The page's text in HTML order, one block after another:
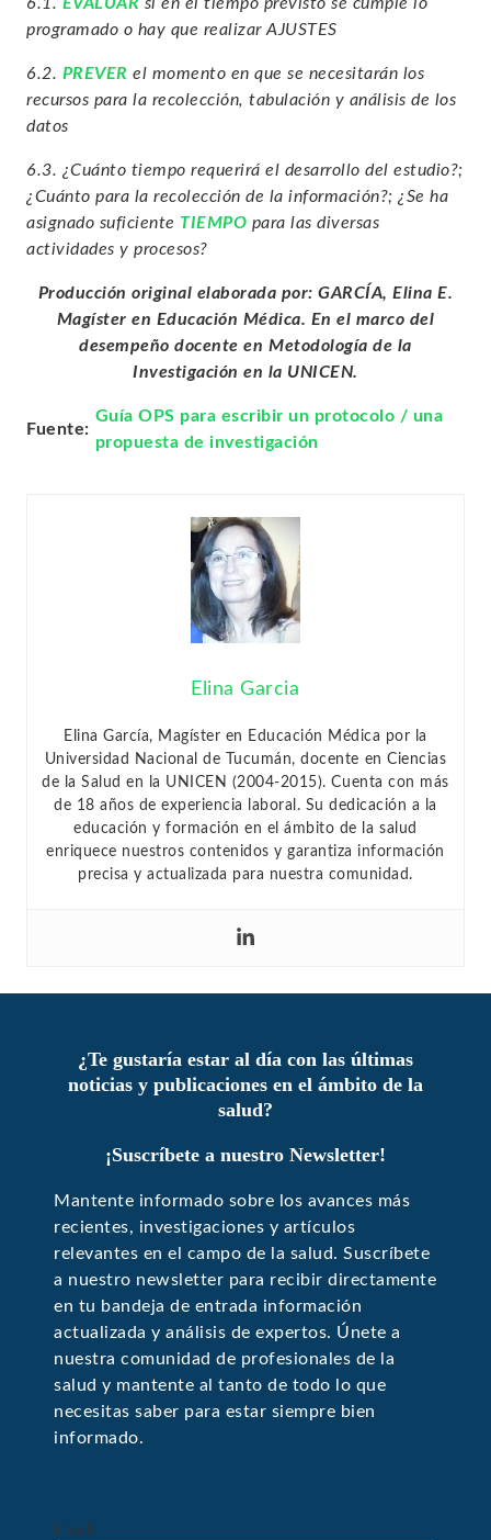
6.1. EVALUAR si en el tiempo previsto se cumple lo
programado o hay que realizar AJUSTES
6.2. PREVER el momento en que se necesitarán los
recursos para la recolección, tabulación y análisis de los
datos
6.3. ¿Cuánto tiempo requerirá el desarrollo del estudio?;
¿Cuánto para la recolección de la información?; ¿Se ha
asignado suficiente TIEMPO para las diversas
actividades y procesos?
Producción original elaborada por: GARCÍA, Elina E.
Magíster en Educación Médica. En el marco del
desempeño docente en Metodología de la
Investigación en la UNICEN.
Fuente:
Guía OPS para escribir un protocolo / una
propuesta de investigación
Elina Garcia
Elina García, Magíster en Educación Médica por la
Universidad Nacional de Tucumán, docente en Ciencias
de la Salud en la UNICEN (2004-2015). Cuenta con más
de 18 años de experiencia laboral. Su dedicación a la
educación y formación en el ámbito de la salud
enriquece nuestros contenidos y garantiza información
precisa y actualizada para nuestra comunidad.
¿Te gustaría estar al día con las últimas
noticias y publicaciones en el ámbito de la
salud?
¡Suscríbete a nuestro Newsletter!
Mantente informado sobre los avances más
recientes, investigaciones y artículos
relevantes en el campo de la salud. Suscríbete
a nuestro newsletter para recibir directamente
en tu bandeja de entrada información
actualizada y análisis de expertos. Únete a
nuestra comunidad de profesionales de la
salud y mantente al tanto de todo lo que
necesitas saber para estar siempre bien
informado.
Email